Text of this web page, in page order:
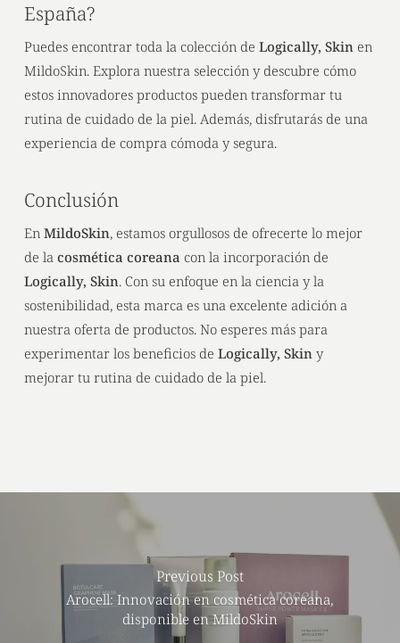
España?
Puedes encontrar toda la colección de Logically, Skinen
MildoSkin. Explora nuestra selección y descubre cómo
estos innovadores productos pueden transformar tu
rutina de cuidado de la piel. Además, disfrutarás de una
experiencia de compra cómoda y segura.
Conclusión
En MildoSkin, estamos orgullosos de ofrecerte lo mejor
de la cosmética coreana con la incorporación de
Logically, Skin. Con su enfoque en la ciencia y la
sostenibilidad, esta marca es una excelente adición a
nuestra oferta de productos. No esperes más para
experimentar los beneficios de Logically, Skin y
mejorar tu rutina de cuidado de la piel.
Previous Post
Arocell: Innovación en cosmética coreana,
disponible en MildoSkin